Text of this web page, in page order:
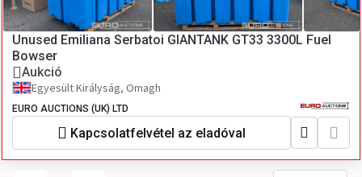
Unused Emiliana Serbatoi GIANTANK GT33 3300L Fuel
Bowser
Aukció
Egyesült Királyság, Omagh
EURO AUCTIONS (UK) LTD
Kapcsolatfelvétel az eladóval